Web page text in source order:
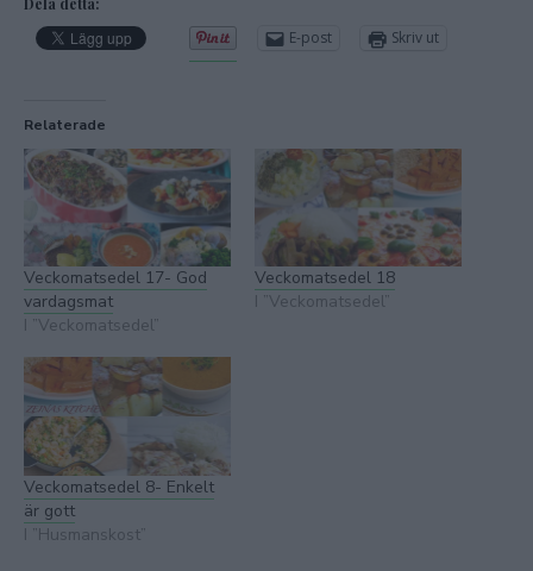
E-post Skriv ut
Relaterade
Veckomatsedel 17- God
vardagsmat
I ”Veckomatsedel”
Veckomatsedel 18
I ”Veckomatsedel”
Veckomatsedel 8- Enkelt
är gott
I ”Husmanskost”